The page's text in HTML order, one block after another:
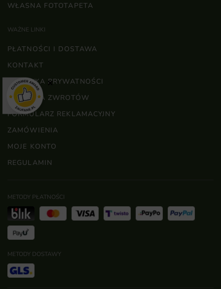
WŁASNA FOTOTAPETA
WAŻNE LINKI
PŁATNOŚCI I DOSTAWA
KONTAKT
POLITYKA PRYWATNOŚCI
POLITYKA ZWROTÓW
FORMULARZ REKLAMACYJNY
ZAMÓWIENIA
MOJE KONTO
REGULAMIN
METODY PŁATNOŚCI
METODY DOSTAWY
×